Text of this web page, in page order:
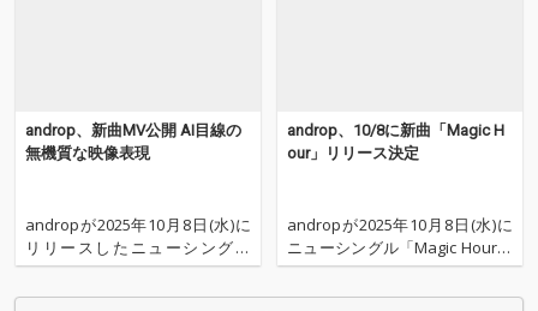
androp、新曲MV公開 AI目線の
無機質な映像表現
andropが2025年10月8日(水)に
リリースしたニューシングル
「Magic Hour」のミュージック
ビデオを公開した。 ミュージッ
androp、10/8に新曲「Magic H
our」リリース決定
andropが2025年10月8日(水)に
ニューシングル「Magic Hour」
をリリースすることが決定し
た。 洗練されたサウンドメイキ